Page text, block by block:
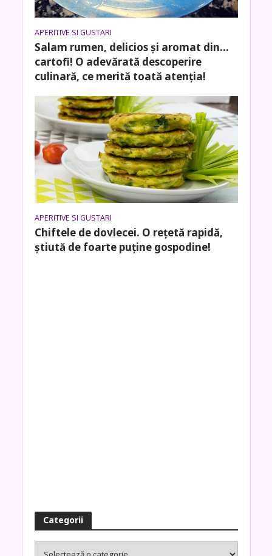
APERITIVE SI GUSTARI
Salam rumen, delicios și aromat din…
cartofi! O adevărată descoperire
culinară, ce merită toată atenția!
APERITIVE SI GUSTARI
Chiftele de dovlecei. O rețetă rapidă,
știută de foarte puține gospodine!
Categorii